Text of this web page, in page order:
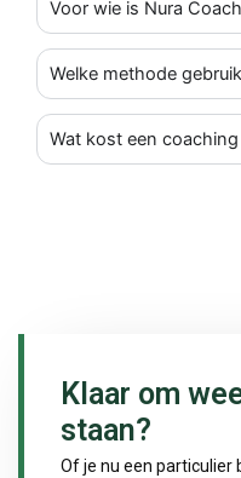
Voor wie is Nura
Welke methode
Wat kost een
Klaar om
staan?
Of je nu een particulier